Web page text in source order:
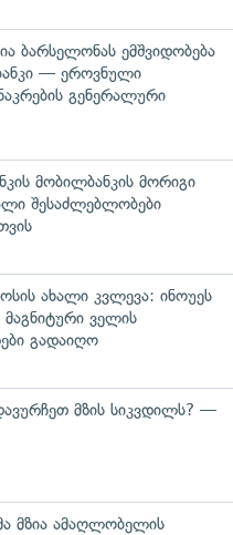
ბარსელონას ემშვიდობება
— ეროვნული
გენერალური
მობილბანკის მორიგი
შესაძლებლობები
ახალი კვლევა: ინოუეს
ველის
გადაიღო
მზის სიკვდილს? —
მზია ამაღლობელის